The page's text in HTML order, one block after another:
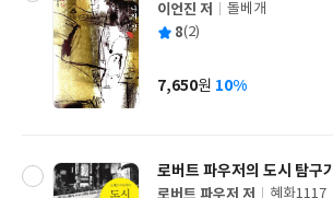
글
쓴
이언진 저
출
사
돌베개
평 8(2)
가
7,650원 10%
로버트 파우저의 도시 탐구기
혜화1117